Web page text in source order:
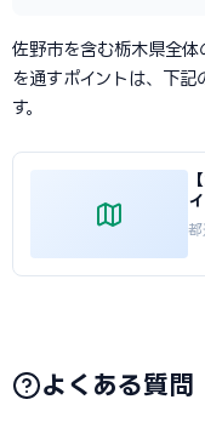
佐野市を含む栃木県全
を通すポイントは、下記
す。
都
よくある質問